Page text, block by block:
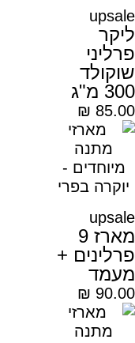
upsale
ליקר
פרליני
שוקולד
300 מ"ג
₪ 85.00
upsale
מארז 9
פרלינים +
מעמד
₪ 90.00